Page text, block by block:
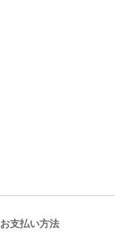
お支払い方法